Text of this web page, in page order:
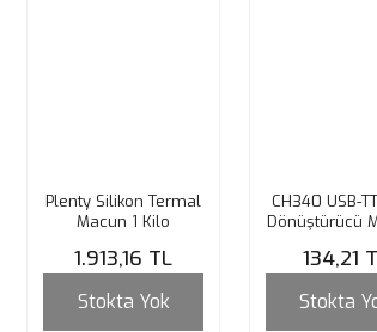
Plenty Silikon Termal
Macun 1 Kilo
1.913,16 TL
Stokta Yok
CH340 USB-
Dönüştürücü
134,21
Stokta